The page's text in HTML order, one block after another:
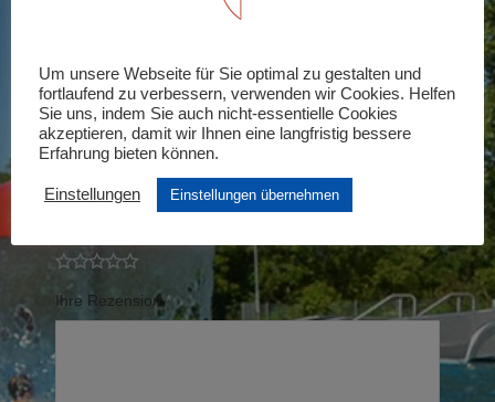
„Abendtarif“
Ihre E-Mail-Adresse wird nicht veröffentlicht.
Erforderliche Felder sind mit*markiert
Ihre Bewertung *
Ihre Rezension*
Um unsere Webseite für Sie optimal zu gestalten und
fortlaufend zu verbessern, verwenden wir Cookies. Helfen
Sie uns, indem Sie auch nicht-essentielle Cookies
akzeptieren, damit wir Ihnen eine langfristig bessere
Erfahrung bieten können.
Einstellungen Einstellungen übernehmen